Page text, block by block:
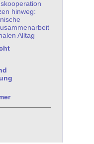
hinweg:
Alltag